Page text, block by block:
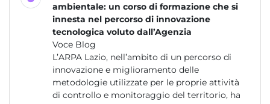
ambientale: un corso di formazione che si
innesta nel percorso di innovazione
tecnologica voluto dall’Agenzia
Voce Blog
L’ARPA Lazio, nell’ambito di un percorso di
innovazione e miglioramento delle
metodologie utilizzate per le proprie attività
di controllo e monitoraggio del territorio, ha